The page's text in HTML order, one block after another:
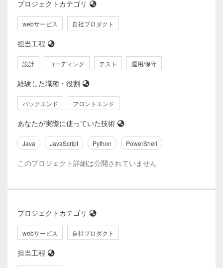
プロジェクトカテゴリ
webサービス 自社プロダクト
担当工程
設計 コーディング テスト 運用/保守
経験した職種・役割
バックエンド フロントエンド
あなたが実際に使っていた技術
Java JavaScript Python PowerShell
このプロジェクト詳細は公開されていません
プロジェクトカテゴリ
webサービス 自社プロダクト
担当工程